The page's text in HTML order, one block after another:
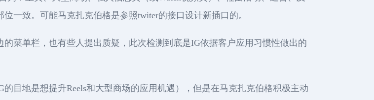
一致。可能马克扎克伯格是参照twiter的接口设计新插口的。
菜单栏，也有些人提出质疑，此次检测到底是IG依据客户应用习惯性做出的
目地是想提升Reels和大型商场的应用机遇），但是在马克扎克伯格积极主动